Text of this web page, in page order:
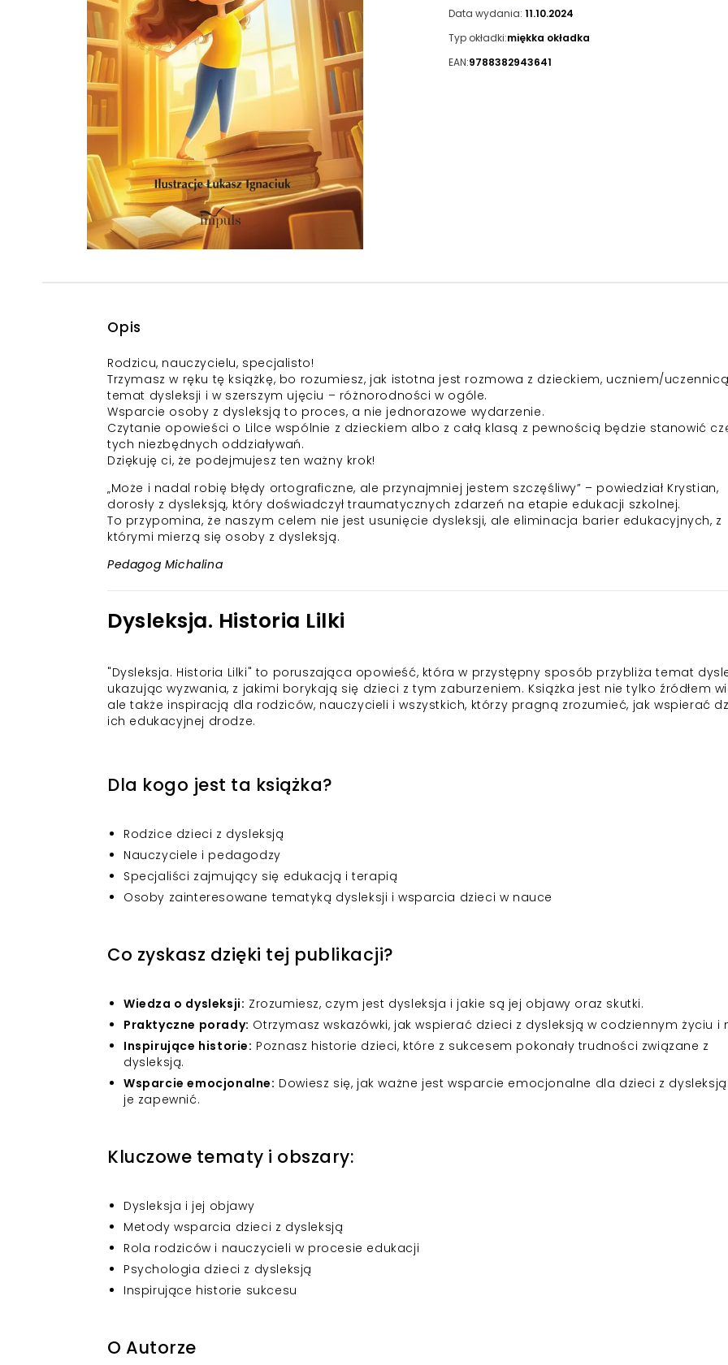
Data wydania: 11.10.2024
Typ okładki:miękka okładka
EAN:9788382943641
Opis
Rodzicu, nauczycielu, specjalisto!
Trzymasz w ręku tę książkę, bo rozumiesz, jak istotna jest rozmowa z dzieckiem, uczniem/
temat dysleksji i w szerszym ujęciu – różnorodności w ogóle.
Wsparcie osoby z dysleksją to proces, a nie jednorazowe wydarzenie.
Czytanie opowieści o Lilce wspólnie z dzieckiem albo z całą klasą z pewnością będzie stanowić
tych niezbędnych oddziaływań.
Dziękuję ci, że podejmujesz ten ważny krok!
„Może i nadal robię błędy ortograficzne, ale przynajmniej jestem szczęśliwy” – powiedział Krystian,
dorosły z dysleksją, który doświadczył traumatycznych zdarzeń na etapie edukacji szkolnej.
To przypomina, że naszym celem nie jest usunięcie dysleksji, ale eliminacja barier edukacyjnych, z
którymi mierzą się osoby z dysleksją.
Pedagog Michalina
Dysleksja. Historia Lilki
"Dysleksja. Historia Lilki" to poruszająca opowieść, która w przystępny sposób przybliża temat
ukazując wyzwania, z jakimi borykają się dzieci z tym zaburzeniem. Książka jest nie tylko źródłem
ale także inspiracją dla rodziców, nauczycieli i wszystkich, którzy pragną zrozumieć, jak wspierać
ich edukacyjnej drodze.
Dla kogo jest ta książka?
Rodzice dzieci z dysleksją
Nauczyciele i pedagodzy
Specjaliści zajmujący się edukacją i terapią
Osoby zainteresowane tematyką dysleksji i wsparcia dzieci w nauce
Co zyskasz dzięki tej publikacji?
Wiedza o dysleksji: Zrozumiesz, czym jest dysleksja i jakie są jej objawy oraz skutki.
Praktyczne porady: Otrzymasz wskazówki, jak wspierać dzieci z dysleksją w codziennym życiu i
Inspirujące historie: Poznasz historie dzieci, które z sukcesem pokonały trudności związane z
dysleksją.
Wsparcie emocjonalne: Dowiesz się, jak ważne jest wsparcie emocjonalne dla dzieci z
je zapewnić.
Kluczowe tematy i obszary:
Dysleksja i jej objawy
Metody wsparcia dzieci z dysleksją
Rola rodziców i nauczycieli w procesie edukacji
Psychologia dzieci z dysleksją
Inspirujące historie sukcesu
O Autorze
Powiększony kursor
Pomoc w czytaniu
Podkreślenie linków